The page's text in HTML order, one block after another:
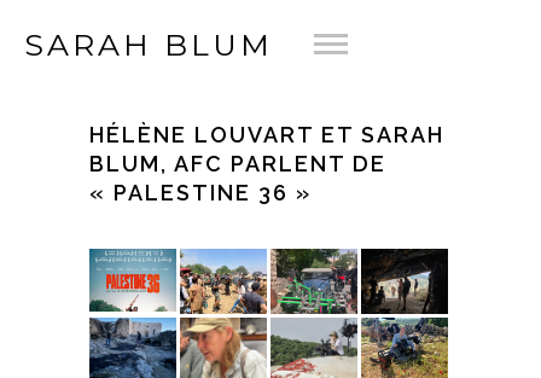
SARAH BLUM
HÉLÈNE LOUVART ET SARAH
BLUM, AFC PARLENT DE
« PALESTINE 36 »